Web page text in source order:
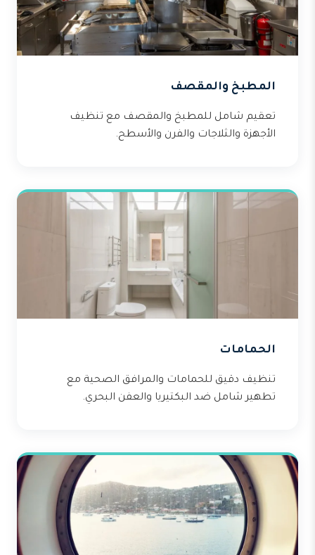
المطبخ والمقصف
تعقيم شامل للمطبخ والمقصف مع تنظيف
الأجهزة والثلاجات والفرن والأسطح.
الحمامات
تنظيف دقيق للحمامات والمرافق الصحية مع
تطهير شامل ضد البكتيريا والعفن البحري.